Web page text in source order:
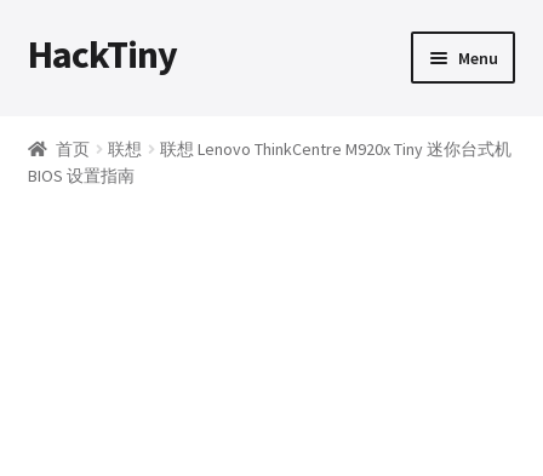
Skip
to
Skip
to
HackTiny Menu
动态
首页 联想
联想 Lenovo ThinkCentre M920x Tiny 迷你台式机
BIOS 设置指南